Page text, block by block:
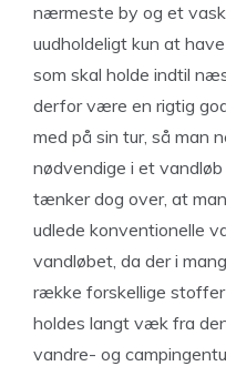
nærmeste by og et
uudholdeligt kun at
som skal holde indtil
derfor være en rigtig
med på sin tur, så man
nødvendige i et
tænker dog over, at
udlede konventionelle
vandløbet, da der i
række forskellige stoffer
holdes langt væk fra
vandre- og